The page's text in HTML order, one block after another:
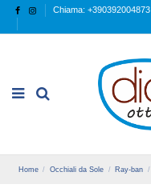
Chiama: +390392004873
Home Occhiali da Sole Ray-ban